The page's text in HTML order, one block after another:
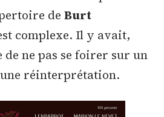
de Burt
complexe. Il y avait,
de ne pas se foirer sur un
réinterprétation.